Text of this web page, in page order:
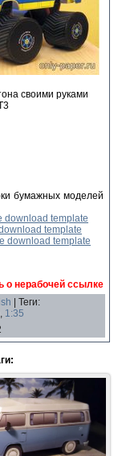
своими руками
бумажных моделей
download template
template
download template
о нерабочей ссылке
Теги:
, 1:35